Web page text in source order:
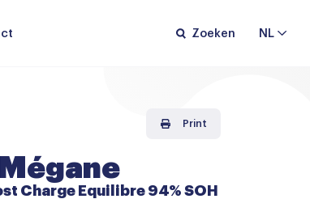
NL
Zoeken
Print
Charge Equilibre 94% SOH